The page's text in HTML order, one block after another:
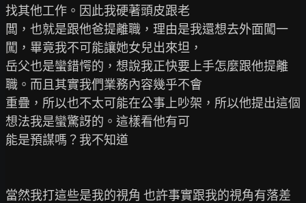
找其他工作。因此我硬著頭皮跟老
闆，也就是跟他爸提離職，理由是我還想去外面闖一
闖，畢竟我不可能讓她女兒出來坦，
岳父也是蠻錯愕的，想說我正快要上手怎麼跟他提離
職。而且其實我們業務內容幾乎不會
重疊，所以也不太可能在公事上吵架，所以他提出這個
想法我是蠻驚訝的。這樣看他有可
能是預謀嗎？我不知道
當然我打這些是我的視角 也許事實跟我的視角有落差